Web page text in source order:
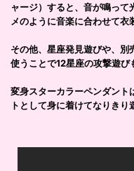
ャージ）すると、音が鳴っ
メのように音楽に合わせて衣
その他、星座発見遊びや、
使うことで12星座の攻撃遊び
変身スターカラーペンダント
トとして身に着けてなりきり